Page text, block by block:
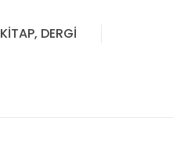
KİTAP, DERGİ